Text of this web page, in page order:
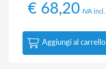
€68,20 IVA incl.
Aggiungi al carrello